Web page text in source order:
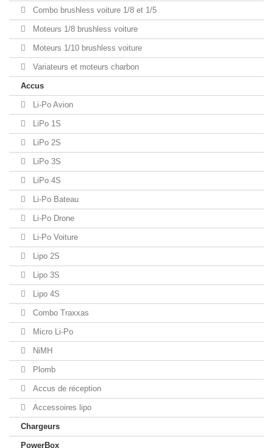
Combo brushless voiture 1/8 et 1/5
Moteurs 1/8 brushless voiture
Moteurs 1/10 brushless voiture
Variateurs et moteurs charbon
Accus
Li-Po Avion
LiPo 1S
LiPo 2S
LiPo 3S
LiPo 4S
Li-Po Bateau
Li-Po Drone
Li-Po Voiture
Lipo 2S
Lipo 3S
Lipo 4S
Combo Traxxas
Micro Li-Po
NiMH
Plomb
Accus de réception
Accessoires lipo
Chargeurs
PowerBox